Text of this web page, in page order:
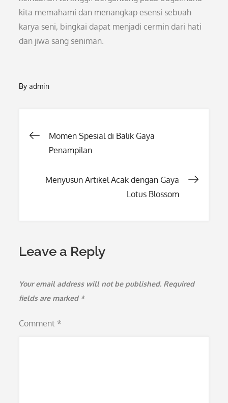
kita memahami dan menangkap esensi sebuah
karya seni, bingkai dapat menjadi cermin dari hati
dan jiwa sang seniman.
Byadmin
Post
Momen Spesial di Balik Gaya
Penampilan
Menyusun Artikel Acak dengan Gaya
Lotus Blossom
Leave a Reply
Your email address will not be published. Required
fields are marked *
Comment *